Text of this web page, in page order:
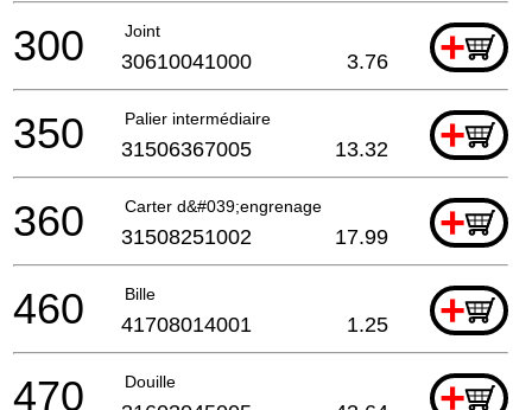
Joint +
300 30610041000 3.76
Palier intermédiaire +
350 31506367005 13.32
Carter d&#039;engrenage +
360 31508251002 17.99
Bille +
460 41708014001 1.25
Douille +
470